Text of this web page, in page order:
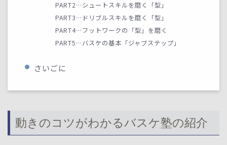
PART2…シュートスキルを磨く「型」
PART3…ドリブルスキルを磨く「型」
PART4…フットワークの「型」を磨く
PART5…バスケの基本「ジャブステップ」
さいごに
動きのコツがわかるバスケ塾の紹介